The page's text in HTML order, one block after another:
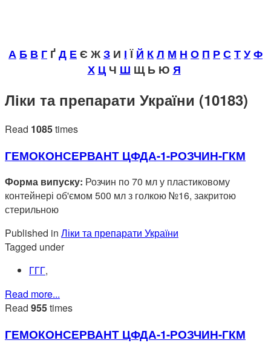
А Б В Г ҐД ЕЄ ЖЗ И ІЇЙ КЛ М Н О П РСТУФ
Х ЦЧ Ш Щ Ь Ю Я
Ліки та препарати України (10183)
Read 1085times
ГЕМОКОНСЕРВАНТ ЦФДА-1-РОЗЧИН-ГКМ
Форма випуску: Розчин по 70 мл у пластиковому
контейнері об'ємом 500 мл з голкою №16, закритою
стерильною
Published in Ліки та препарати України
Tagged under
ГГГ,
Read more...
Read 955times
ГЕМОКОНСЕРВАНТ ЦФДА-1-РОЗЧИН-ГКМ